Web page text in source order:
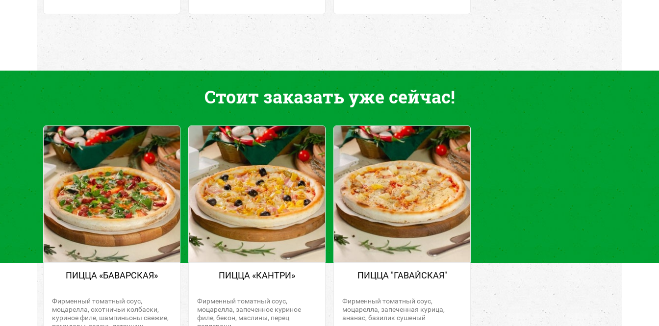
Стоит заказать уже сейчас!
ПИЦЦА «БАВАРСКАЯ»
Фирменный томатный соус,
моцарелла, охотничьи колбаски,
куриное филе, шампиньоны свежие,
ПИЦЦА «КАНТРИ»
Фирменный томатный соус,
моцарелла, запеченное куриное
филе, бекон, маслины, перец
ПИЦЦА "ГАВАЙСКАЯ"
Фирменный томатный соус,
моцарелла, запеченная курица,
ананас, базилик сушеный